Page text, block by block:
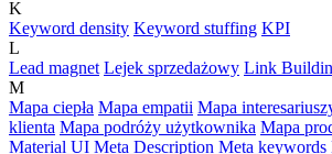
K
Keyword density Keyword stuffing KPI
L
Lead magnet Lejek sprzedażowy Link
M
Mapa ciepła Mapa empatii Mapa
klienta Mapa podróży użytkownika Mapa
Material UI Meta Description Meta keywords